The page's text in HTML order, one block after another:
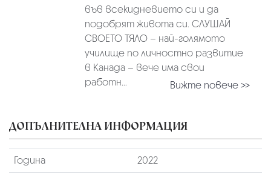
във всекидневието си и да
подобрят живота си. СЛУШАЙ
СВОЕТО ТЯЛО – най-голямото
училище по личностно развитие
в Канада – вече има свои
работн...
Вижте повече >>
ДОПЪЛНИТЕЛНА ИНФОРМАЦИЯ
Година
2022